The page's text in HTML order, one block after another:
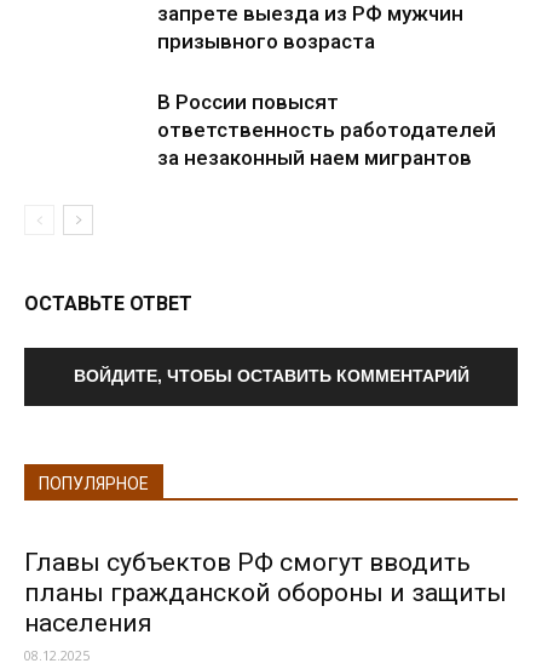
запрете выезда из РФ мужчин
призывного возраста
В России повысят
ответственность работодателей
за незаконный наем мигрантов
ОСТАВЬТЕ ОТВЕТ
ВОЙДИТЕ, ЧТОБЫ ОСТАВИТЬ КОММЕНТАРИЙ
ПОПУЛЯРНОЕ
Главы субъектов РФ смогут вводить
планы гражданской обороны и защиты
населения
08.12.2025